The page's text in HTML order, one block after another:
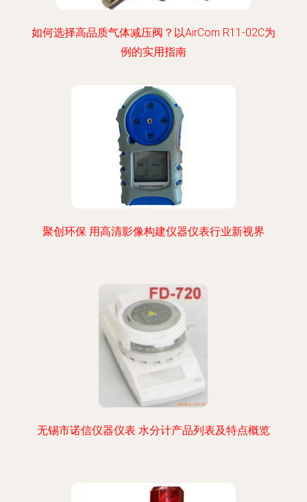
如何选择高品质气体减压阀？以AirCom R11-02C为
例的实用指南
聚创环保 用高清影像构建仪器仪表行业新视界
无锡市诺信仪器仪表 水分计产品列表及特点概览